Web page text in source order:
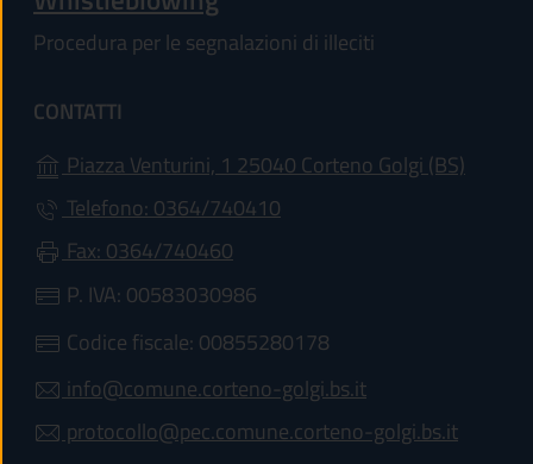
Procedura per le segnalazioni di illeciti
CONTATTI
Piazza Venturini, 1 25040 Corteno Golgi (BS)
Telefono: 0364/740410
Fax: 0364/740460
P. IVA: 00583030986
Codice fiscale: 00855280178
info@comune.corteno-golgi.bs.it
protocollo@pec.comune.corteno-golgi.bs.it